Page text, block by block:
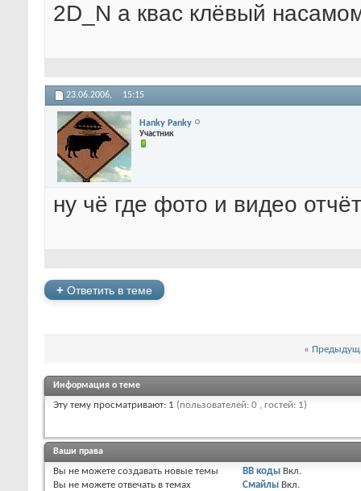
2D_N а квас клёвый
23.06.2006, 15:15
Hanky Panky
Участник
ну чё где фото и видео
+ Ответить в теме
«
Информация о теме
Эту тему просматривают: 1 (пользователей: 0 , гостей: 1)
Ваши права
Вы не можете создавать новые темы
Вы не можете отвечать в темах
BB коды Вкл.
Смайлы Вкл.